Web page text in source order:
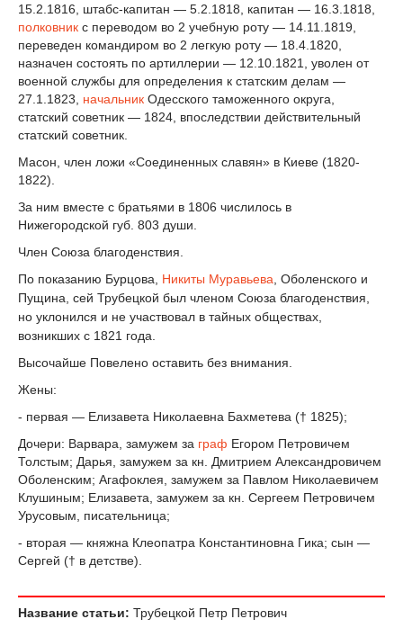
15.2.1816, штабс-капитан — 5.2.1818, капитан — 16.3.1818,
полковник с переводом во 2 учебную роту — 14.11.1819,
переведен командиром во 2 легкую роту — 18.4.1820,
назначен состоять по артиллерии — 12.10.1821, уволен от
военной службы для определения к статским делам —
27.1.1823, начальник Одесского таможенного округа,
статский советник — 1824, впоследствии действительный
статский советник.
Масон, член ложи «Соединенных славян» в Киеве (1820-
1822).
За ним вместе с братьями в 1806 числилось в
Нижегородской губ. 803 души.
Член Союза благоденствия.
По показанию Бурцова, Никиты Муравьева , Оболенского и
Пущина, сей Трубецкой был членом Союза благоденствия,
но уклонился и не участвовал в тайных обществах,
возникших с 1821 года.
Высочайше Повелено оставить без внимания.
Жены:
- первая — Елизавета Николаевна Бахметева († 1825);
Дочери: Варвара, замужем за граф Егором Петровичем
Толстым; Дарья, замужем за кн. Дмитрием Александровичем
Оболенским; Агафоклея, замужем за Павлом Николаевичем
Клушиным; Елизавета, замужем за кн. Сергеем Петровичем
Урусовым, писательница;
- вторая — княжна Клеопатра Константиновна Гика; сын —
Сергей († в детстве).
Название статьи: Трубецкой Петр Петрович